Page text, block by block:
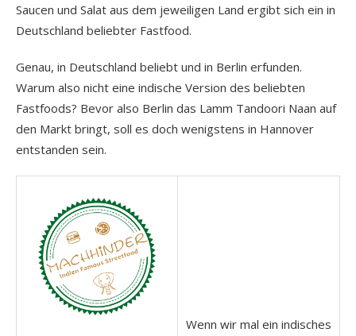
Saucen und Salat aus dem jeweiligen Land ergibt sich ein in
Deutschland beliebter Fastfood.
Genau, in Deutschland beliebt und in Berlin erfunden.
Warum also nicht eine indische Version des beliebten
Fastfoods? Bevor also Berlin das Lamm Tandoori Naan auf
den Markt bringt, soll es doch wenigstens in Hannover
entstanden sein.
Wenn wir mal ein indisches